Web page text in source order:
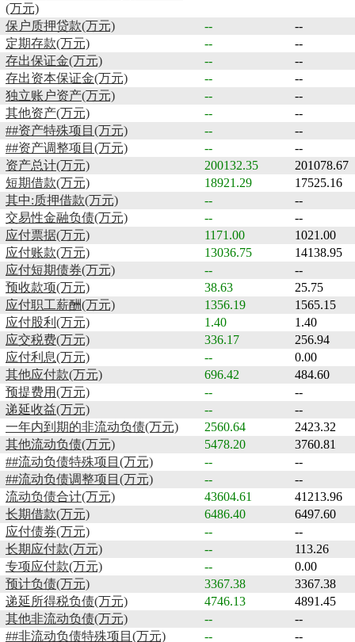
(万元)
保户质押贷款(万元) --
--
定期存款(万元)
--
--
存出保证金(万元)
--
--
存出资本保证金(万元)
--
--
独立账户资产(万元)
--
--
其他资产(万元)
--
--
##资产特殊项目(万元)
--
--
##资产调整项目(万元)
--
--
资产总计(万元)
200132.35
201078.67
短期借款(万元)
18921.29
17525.16
其中:质押借款(万元)
--
--
交易性金融负债(万元)
--
--
应付票据(万元)
1171.00
1021.00
应付账款(万元)
13036.75
14138.95
应付短期债券(万元)
--
--
预收款项(万元)
38.63
25.75
应付职工薪酬(万元)
1356.19
1565.15
应付股利(万元)
1.40
1.40
应交税费(万元)
336.17
256.94
应付利息(万元)
--
0.00
其他应付款(万元)
696.42
484.60
预提费用(万元)
--
--
递延收益(万元)
--
--
一年内到期的非流动负债(万元)
2560.64
2423.32
其他流动负债(万元)
5478.20
3760.81
##流动负债特殊项目(万元)
--
--
##流动负债调整项目(万元)
--
--
流动负债合计(万元)
43604.61
41213.96
长期借款(万元)
6486.40
6497.60
应付债券(万元)
--
--
长期应付款(万元)
--
113.26
专项应付款(万元)
--
0.00
预计负债(万元)
3367.38
3367.38
递延所得税负债(万元)
4746.13
4891.45
其他非流动负债(万元)
--
--
##非流动负债特殊项目(万元)
-- --